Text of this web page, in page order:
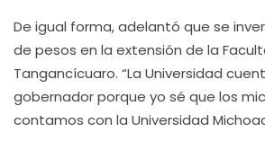
De igual forma, adelantó que se
de pesos en la extensión de la
Tangancícuaro. “La Universidad
gobernador porque yo sé que los
contamos con la Universidad